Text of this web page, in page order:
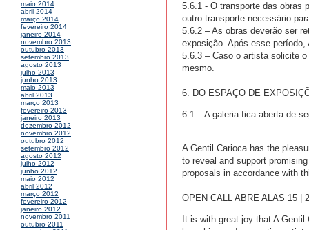
maio 2014
abril 2014
março 2014
fevereiro 2014
janeiro 2014
novembro 2013
outubro 2013
setembro 2013
agosto 2013
julho 2013
junho 2013
maio 2013
abril 2013
março 2013
fevereiro 2013
janeiro 2013
dezembro 2012
novembro 2012
outubro 2012
setembro 2012
agosto 2012
julho 2012
junho 2012
maio 2012
abril 2012
março 2012
fevereiro 2012
janeiro 2012
novembro 2011
outubro 2011
5.6.1 - O transporte das obras
outro transporte necessário
5.6.2 – As obras deverão ser
exposição. Após esse período,
5.6.3 – Caso o artista solicite
mesmo.
6. DO ESPAÇO DE
6.1 – A galeria fica aberta de
A Gentil Carioca has the
to reveal and support
proposals in accordance with
OPEN CALL ABRE ALAS 15 |
It is with great joy that A